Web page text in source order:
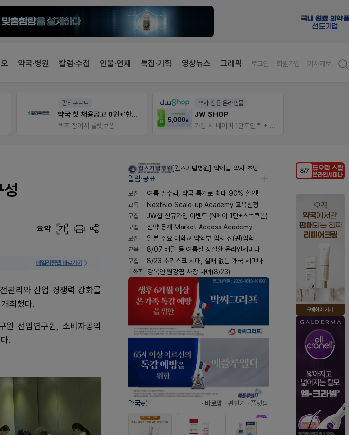
약국·병원 칼럼·수첩 인물·연재 특집·기획 영상뉴스 그래픽 로그인 회원가입 기사제보
약사 전용 온라인몰
JW SHOP
팜노트
이달의 약국 신제품(8월호)
좋아요+의견남기면 쿠폰 증정
요약 가
데일리팜맵 바로가기
관리와 산업 경쟁력 강화를
최했다.
원 선임연구원, 소비자공익
.
[윌스기념병원] 약제팀 약사 초빙
알림·공표
모집
여름 필수템, 약국 특가로 최대 90% 할인!
교육
NextBio Scale-up Academy 교육신청
모집
JW샵 신규가입 이벤트 (N페이 1만+스벅쿠폰)
모집
신약 등재 Market Access Academy
모집
일본 주요 대학교 약학부 입시 신(편)입학
교육
8/07 배탈 등 여름철 장질환 온라인세미나
모집
8/23 초리스크 시대, 실패 없는 개국 세미나
화촉 강복인 원강팜 사장 차녀(8/23)
약국e몰 · 바로팜 · 편한가 · 플랫팜